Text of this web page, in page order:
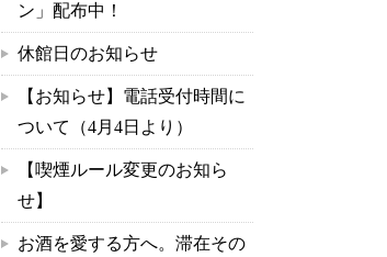
ン」配布中！
休館日のお知らせ
【お知らせ】電話受付時間に
ついて（4月4日より）
【喫煙ルール変更のお知ら
せ】
お酒を愛する方へ。滞在その